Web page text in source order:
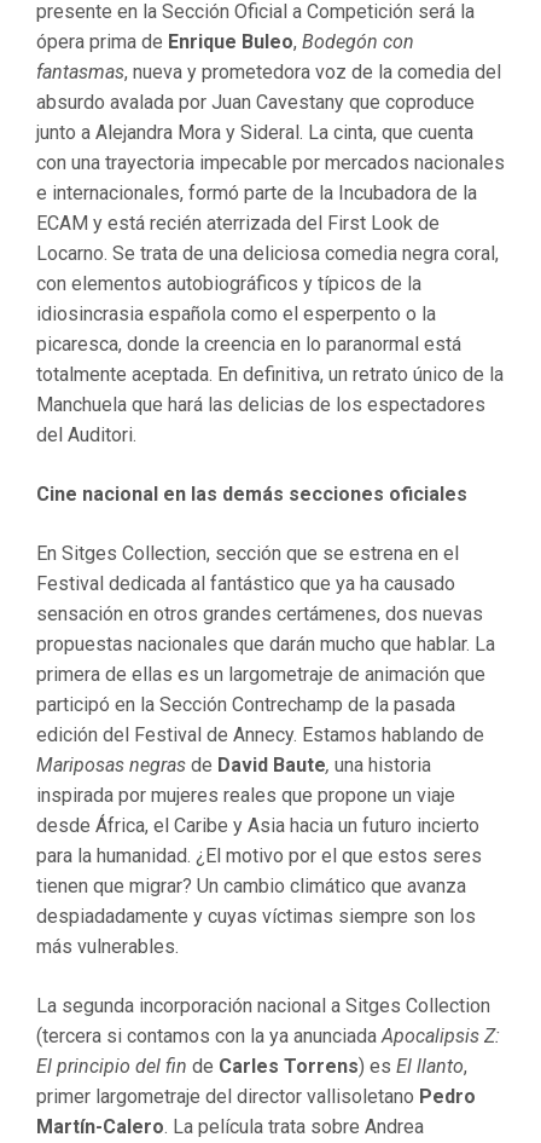
presente en la Sección Oficial a Competición será la
ópera prima de Enrique Buleo, Bodegón con
fantasmas, nueva y prometedora voz de la comedia del
absurdo avalada por Juan Cavestany que coproduce
junto a Alejandra Mora y Sideral. La cinta, que cuenta
con una trayectoria impecable por mercados nacionales
e internacionales, formó parte de la Incubadora de la
ECAM y está recién aterrizada del First Look de
Locarno. Se trata de una deliciosa comedia negra coral,
con elementos autobiográficos y típicos de la
idiosincrasia española como el esperpento o la
picaresca, donde la creencia en lo paranormal está
totalmente aceptada. En definitiva, un retrato único de la
Manchuela que hará las delicias de los espectadores
del Auditori.
Cine nacional en las demás secciones oficiales
En Sitges Collection, sección que se estrena en el
Festival dedicada al fantástico que ya ha causado
sensación en otros grandes certámenes, dos nuevas
propuestas nacionales que darán mucho que hablar. La
primera de ellas es un largometraje de animación que
participó en la Sección Contrechamp de la pasada
edición del Festival de Annecy. Estamos hablando de
Mariposas negras de David Baute, una historia
inspirada por mujeres reales que propone un viaje
desde África, el Caribe y Asia hacia un futuro incierto
para la humanidad. ¿El motivo por el que estos seres
tienen que migrar? Un cambio climático que avanza
despiadadamente y cuyas víctimas siempre son los
más vulnerables.
La segunda incorporación nacional a Sitges Collection
(tercera si contamos con la ya anunciadaApocalipsis Z:
El principio del fin de Carles Torrens) es El llanto,
primer largometraje del director vallisoletano Pedro
Martín-Calero. La película trata sobre Andrea